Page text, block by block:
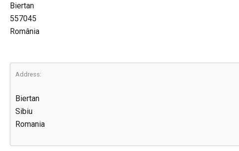
Biertan
557045
România
Address:
Biertan
Sibiu
Romania